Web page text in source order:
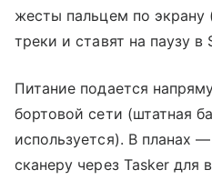
жесты пальцем по экрану
треки и ставят на паузу в
Питание подается
бортовой сети (штатная
используется). В планах
сканеру через Tasker для